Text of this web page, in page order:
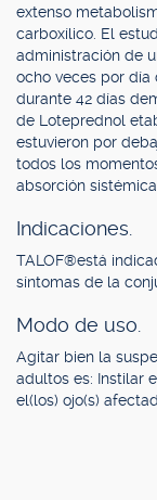
extenso
carboxílico. El
administración de
ocho veces por día
durante 42 días
de Loteprednol
estuvieron por
todos los
absorción
Indicaciones.
TALOF®está
síntomas de la
Modo de uso.
Agitar bien la
adultos es: Instilar
el(los) ojo(s)